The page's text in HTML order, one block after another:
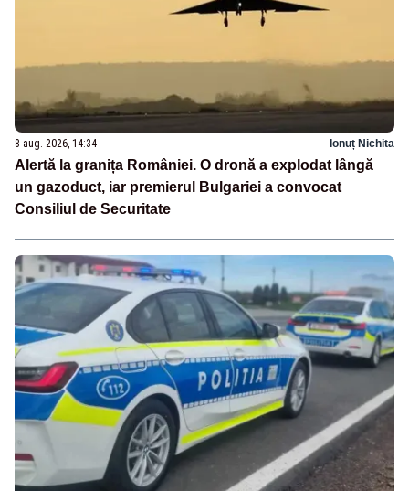
8 aug. 2026, 14:34 Ionuț Nichita
Alertă la granița României. O dronă a explodat lângă
un gazoduct, iar premierul Bulgariei a convocat
Consiliul de Securitate